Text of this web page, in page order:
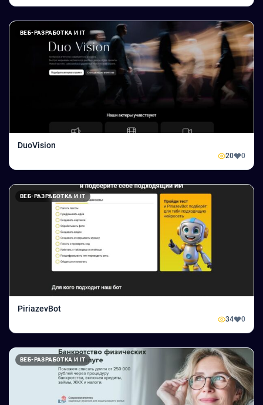
ВЕБ-РАЗРАБОТКА И IT
DuoVision
20 0
ВЕБ-РАЗРАБОТКА И IT
PiriazevBot
34 0
ВЕБ-РАЗРАБОТКА И IT